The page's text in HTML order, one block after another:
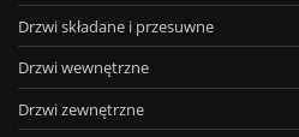
Drzwi składane i przesuwne
Drzwi wewnętrzne
Drzwi zewnętrzne